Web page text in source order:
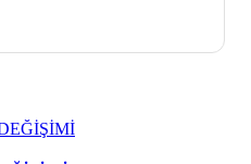
%70 arası tasarruf sağladığı
yaptırmaya değer.